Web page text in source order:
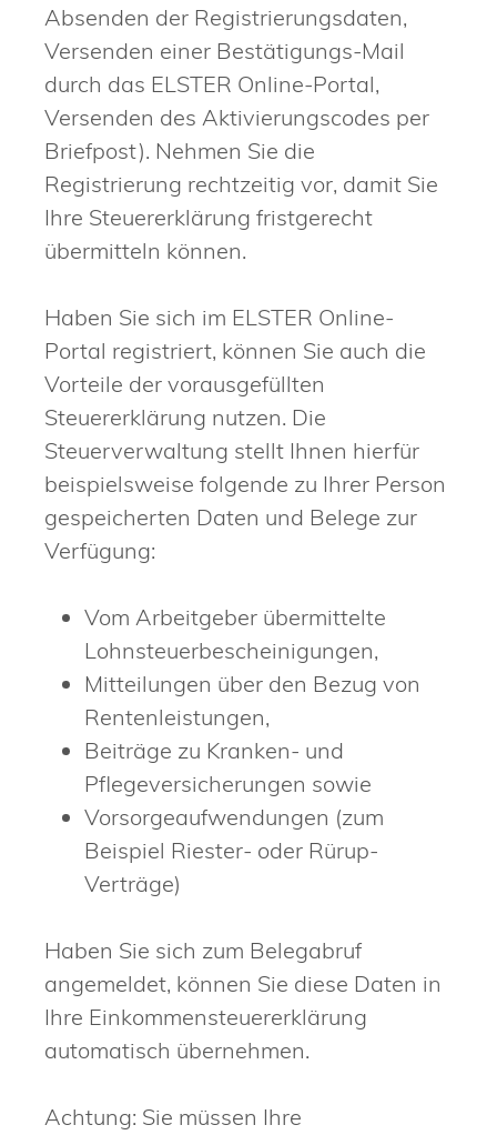
Absenden der Registrierungsdaten,
Versenden einer Bestätigungs-Mail
durch das ELSTER Online-Portal,
Versenden des Aktivierungscodes per
Briefpost). Nehmen Sie die
Registrierung rechtzeitig vor, damit Sie
Ihre Steuererklärung fristgerecht
übermitteln können.
Haben Sie sich im ELSTER Online-
Portal registriert, können Sie auch die
Vorteile der vorausgefüllten
Steuererklärung nutzen. Die
Steuerverwaltung stellt Ihnen hierfür
beispielsweise folgende zu Ihrer Person
gespeicherten Daten und Belege zur
Verfügung:
Vom Arbeitgeber übermittelte
Lohnsteuerbescheinigungen,
Mitteilungen über den Bezug von
Rentenleistungen,
Beiträge zu Kranken- und
Pflegeversicherungen sowie
Vorsorgeaufwendungen (zum
Beispiel Riester- oder Rürup-
Verträge)
Haben Sie sich zum Belegabruf
angemeldet, können Sie diese Daten in
Ihre Einkommensteuererklärung
automatisch übernehmen.
Achtung: Sie müssen Ihre